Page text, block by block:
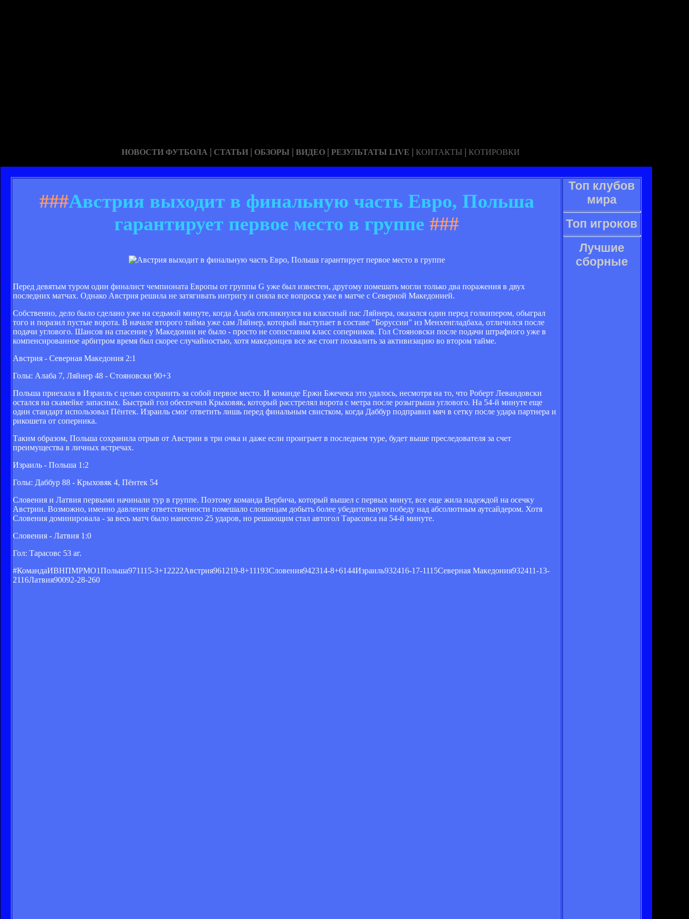
НОВОСТИ ФУТБОЛА | СТАТЬИ | ОБЗОРЫ | ВИДЕО | РЕЗУЛЬТАТЫ LIVE | КОНТАКТЫ | КОТИРОВКИ
###Австрия выходит в финальную часть Евро, Польша
гарантирует первое место в группе ###
Перед девятым туром один финалист чемпионата Европы от группы G уже был известен, другому помешать могли только два поражения в двух
последних матчах. Однако Австрия решила не затягивать интригу и сняла все вопросы уже в матче с Северной Македонией.
Собственно, дело было сделано уже на седьмой минуте, когда Алаба откликнулся на классный пас Ляйнера, оказался один перед голкипером, обыграл
того и поразил пустые ворота. В начале второго тайма уже сам Ляйнер, который выступает в составе "Боруссии" из Менхенгладбаха, отличился после
подачи углового. Шансов на спасение у Македонии не было - просто не сопоставим класс соперников. Гол Стояновски после подачи штрафного уже в
компенсированное арбитром время был скорее случайностью, хотя македонцев все же стоит похвалить за активизацию во втором тайме.
Австрия - Северная Македония 2:1
Голы: Алаба 7, Ляйнер 48 - Стояновски 90+3
Польша приехала в Израиль с целью сохранить за собой первое место. И команде Ержи Бжечека это удалось, несмотря на то, что Роберт Левандовски
остался на скамейке запасных. Быстрый гол обеспечил Крыховяк, который расстрелял ворота с метра после розыгрыша углового. На 54-й минуте еще
один стандарт использовал Пёнтек. Израиль смог ответить лишь перед финальным свистком, когда Даббур подправил мяч в сетку после удара партнера и
рикошета от соперника.
Таким образом, Польша сохранила отрыв от Австрии в три очка и даже если проиграет в последнем туре, будет выше преследователя за счет
преимущества в личных встречах.
Израиль - Польша 1:2
Голы: Даббур 88 - Крыховяк 4, Пёнтек 54
Словения и Латвия первыми начинали тур в группе. Поэтому команда Вербича, который вышел с первых минут, все еще жила надеждой на осечку
Австрии. Возможно, именно давление ответственности помешало словенцам добыть более убедительную победу над абсолютным аутсайдером. Хотя
Словения доминировала - за весь матч было нанесено 25 ударов, но решающим стал автогол Тарасовса на 54-й минуте.
Словения - Латвия 1:0
Гол: Тарасовс 53 аг.
#КомандаИВНПМРМО1Польша971115-3+12222Австрия961219-8+11193Словения942314-8+6144Израиль932416-17-1115Северная Македония932411-13-
2116Латвия90092-28-260
Топ клубов
мира
Топ игроков
Лучшие
сборные